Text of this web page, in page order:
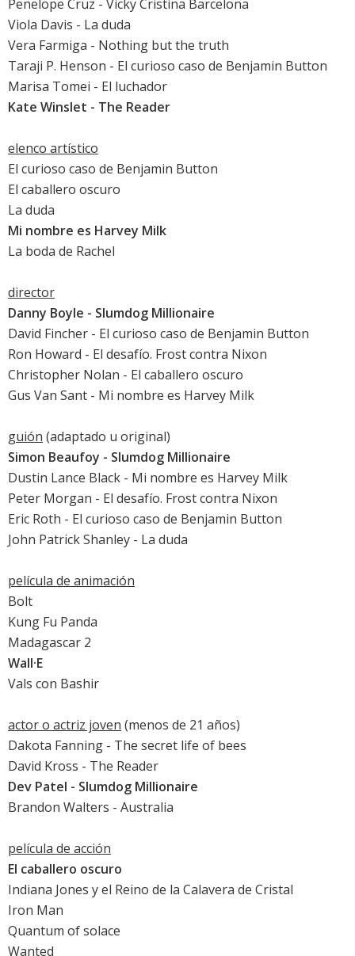
Penelope Cruz - Vicky Cristina Barcelona
Viola Davis - La duda
Vera Farmiga - Nothing but the truth
Taraji P. Henson - El curioso caso de Benjamin Button
Marisa Tomei - El luchador
Kate Winslet - The Reader
elenco artístico
El curioso caso de Benjamin Button
El caballero oscuro
La duda
Mi nombre es Harvey Milk
La boda de Rachel
director
Danny Boyle - Slumdog Millionaire
David Fincher - El curioso caso de Benjamin Button
Ron Howard - El desafío. Frost contra Nixon
Christopher Nolan - El caballero oscuro
Gus Van Sant - Mi nombre es Harvey Milk
guión (adaptado u original)
Simon Beaufoy - Slumdog Millionaire
Dustin Lance Black - Mi nombre es Harvey Milk
Peter Morgan - El desafío. Frost contra Nixon
Eric Roth - El curioso caso de Benjamin Button
John Patrick Shanley - La duda
película de animación
Bolt
Kung Fu Panda
Madagascar 2
Wall·E
Vals con Bashir
actor o actriz joven (menos de 21 años)
Dakota Fanning - The secret life of bees
David Kross - The Reader
Dev Patel - Slumdog Millionaire
Brandon Walters - Australia
película de acción
El caballero oscuro
Indiana Jones y el Reino de la Calavera de Cristal
Iron Man
Quantum of solace
Wanted